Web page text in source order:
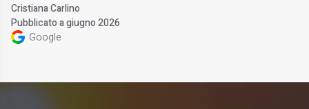
Cristiana Carlino
Pubblicato a giugno 2026
Google